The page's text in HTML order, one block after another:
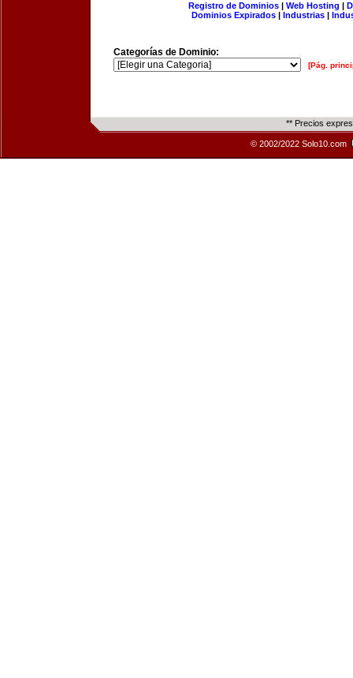
Registro de Dominios| Web Hosting |
Dominios Expirados | Industrias |
Categorías de Dominio:
[Pág.
** Precios
© 2002/2022 Solo10.com